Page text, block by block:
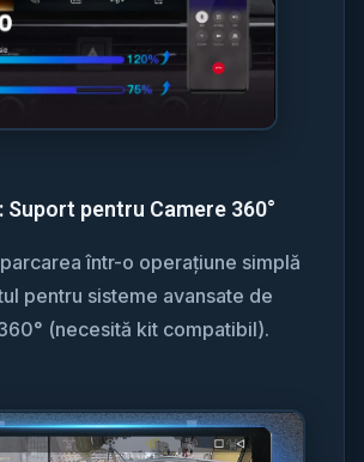
Suport pentru Camere 360°
într-o operațiune simplă
pentru sisteme avansate de
(necesită kit compatibil).